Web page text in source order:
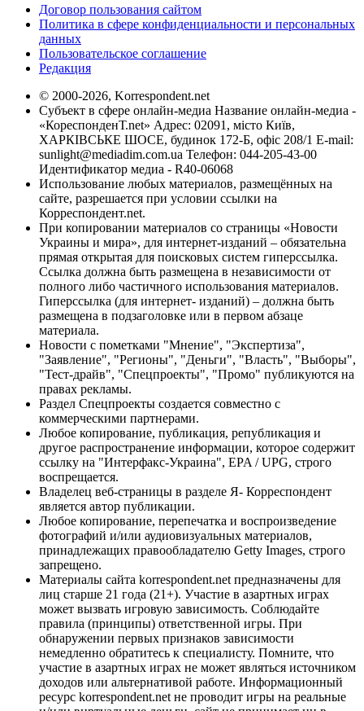
Договор пользования сайтом
Политика в сфере конфиденциальности и персональных
данных
Пользовательское соглашение
Редакция
© 2000-2026, Korrespondent.net
Субъект в сфере онлайн-медиа Название онлайн-медиа -
«КореспонденТ.net» Адрес: 02091, місто Київ,
ХАРКІВСЬКЕ ШОСЕ, будинок 172-Б, офіс 208/1 E-mail:
sunlight@mediadim.com.ua Телефон: 044-205-43-00
Идентификатор медиа - R40-06068
Использование любых материалов, размещённых на
сайте, разрешается при условии ссылки на
Корреспондент.net.
При копировании материалов со страницы «Новости
Украины и мира», для интернет-изданий – обязательна
прямая открытая для поисковых систем гиперссылка.
Ссылка должна быть размещена в независимости от
полного либо частичного использования материалов.
Гиперссылка (для интернет- изданий) – должна быть
размещена в подзаголовке или в первом абзаце
материала.
Новости с пометками "Мнение", "Экспертиза",
"Заявление", "Регионы", "Деньги", "Власть", "Выборы",
"Тест-драйв", "Спецпроекты", "Промо" публикуются на
правах рекламы.
Раздел Спецпроекты создается совместно с
коммерческими партнерами.
Любое копирование, публикация, републикация и
другое распространение информации, которое содержит
ссылку на "Интерфакс-Украина", EPA / UPG, строго
воспрещается.
Владелец веб-страницы в разделе Я- Корреспондент
является автор публикации.
Любое копирование, перепечатка и воспроизведение
фотографий и/или аудиовизуальных материалов,
принадлежащих правообладателю Getty Images, строго
запрещено.
Материалы сайта korrespondent.net предназначены для
лиц старше 21 года (21+). Участие в азартных играх
может вызвать игровую зависимость. Соблюдайте
правила (принципы) ответственной игры. При
обнаружении первых признаков зависимости
немедленно обратитесь к специалисту. Помните, что
участие в азартных играх не может являться источником
доходов или альтернативой работе. Информационный
ресурс korrespondent.net не проводит игры на реальные